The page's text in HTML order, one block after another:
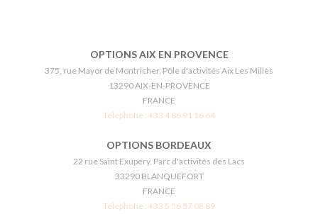
OPTIONS AIX EN PROVENCE
375, rue Mayor de Montricher, Pôle d'activités Aix Les Milles
13290 AIX-EN-PROVENCE
FRANCE
Téléphone : +33 4 86 91 16 64
OPTIONS BORDEAUX
22 rue Saint Exupery, Parc d'activités des Lacs
33290 BLANQUEFORT
FRANCE
Téléphone : +33 5 56 57 08 89